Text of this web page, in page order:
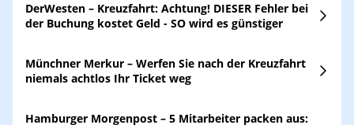
DerWesten – Kreuzfahrt: Achtung! DIESER Fehler bei
der Buchung kostet Geld - SO wird es günstiger
Münchner Merkur – Werfen Sie nach der Kreuzfahrt
niemals achtlos Ihr Ticket weg
Hamburger Morgenpost – 5 Mitarbeiter packen aus: